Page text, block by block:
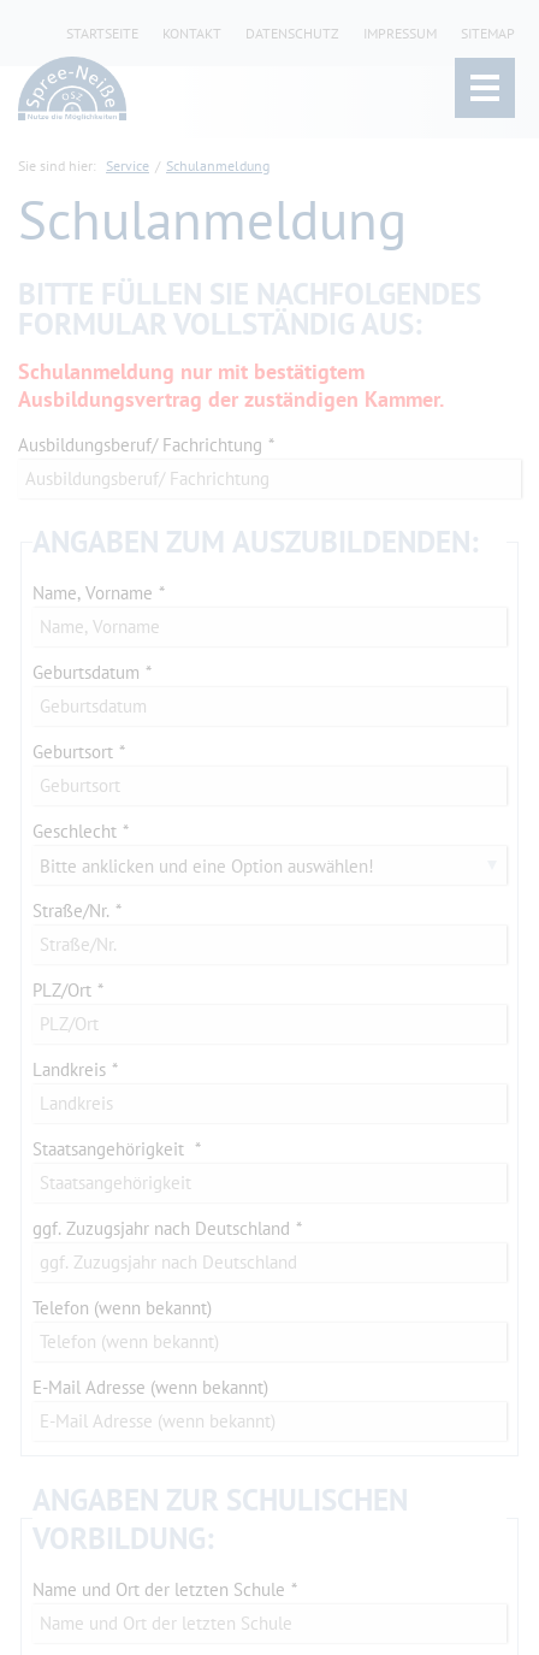
STARTSEITE KONTAKT DATENSCHUTZ IMPRESSUM SITEMAP
Sie sind hier: Service Schulanmeldung
Schulanmeldung
BITTE FÜLLEN SIE NACHFOLGENDES
FORMULAR VOLLSTÄNDIG AUS:
Schulanmeldung nur mit bestätigtem
Ausbildungsvertrag der zuständigen Kammer.
Ausbildungsberuf/ Fachrichtung
ANGABEN ZUM AUSZUBILDENDEN:
Name, Vorname
Geburtsdatum
Geburtsort
Geschlecht
Bitte anklicken und eine Option auswählen!
Straße/Nr.
PLZ/Ort
Landkreis
Staatsangehörigkeit
ggf. Zuzugsjahr nach Deutschland
Telefon (wenn bekannt)
E-Mail Adresse (wenn bekannt)
ANGABEN ZUR SCHULISCHEN
VORBILDUNG:
Name und Ort der letzten Schule